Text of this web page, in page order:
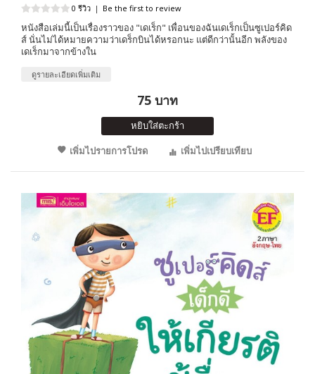
0 รีวิว | Be the first to review
หนังสือเล่มนี้เป็นเรื่องราวของ "เดเร็ก" เพื่อนของฉันเดเร็กเป็นซูเปอร์คิด
ส์ นั่นไม่ได้หมายความว่าเดร็กบินได้หรอกนะ แต่ดีกว่านั้นอีก พลังของ
เดเร็กมาจากข้างใน
ดูรายละเอียดเพิ่มเติม
75 บาท
หยิบใส่ตะกร้า
เพิ่มไปรายการโปรด
เพิ่มไปเปรียบเทียบ